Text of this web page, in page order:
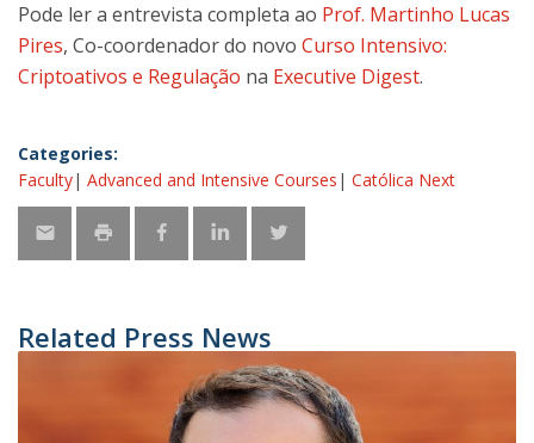
Pode ler a entrevista completa ao Prof. Martinho Lucas
Pires, Co-coordenador do novo Curso Intensivo:
Criptoativos e Regulação na Executive Digest.
Categories:
Faculty
Advanced and Intensive Courses Católica Next
Related Press News